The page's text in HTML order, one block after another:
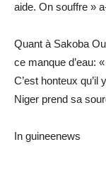
aide. On souffre »
Quant à Sakoba
ce manque d’eau:
C’est honteux qu’il
Niger prend sa
In guineenews